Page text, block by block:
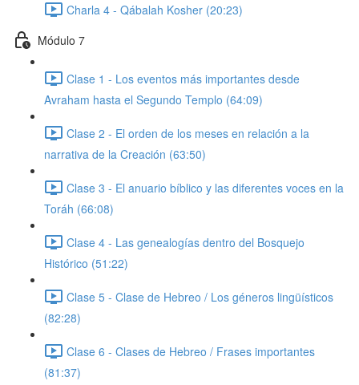
Charla 4 - Qábalah Kosher (20:23)
Módulo 7
Clase 1 - Los eventos más importantes desde
Avraham hasta el Segundo Templo (64:09)
Clase 2 - El orden de los meses en relación a la
narrativa de la Creación (63:50)
Clase 3 - El anuario bíblico y las diferentes voces en la
Toráh (66:08)
Clase 4 - Las genealogías dentro del Bosquejo
Histórico (51:22)
Clase 5 - Clase de Hebreo / Los géneros lingüísticos
(82:28)
Clase 6 - Clases de Hebreo / Frases importantes
(81:37)